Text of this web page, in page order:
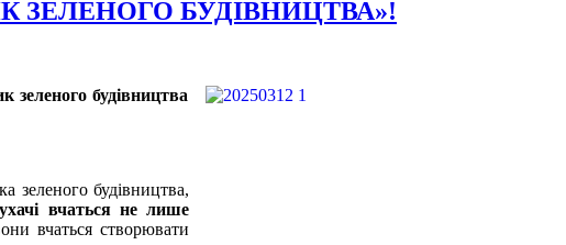
БУДІВНИЦТВА»!
зеленого будівництва
зеленого будівництва,
вчаться не лише
вчаться створювати